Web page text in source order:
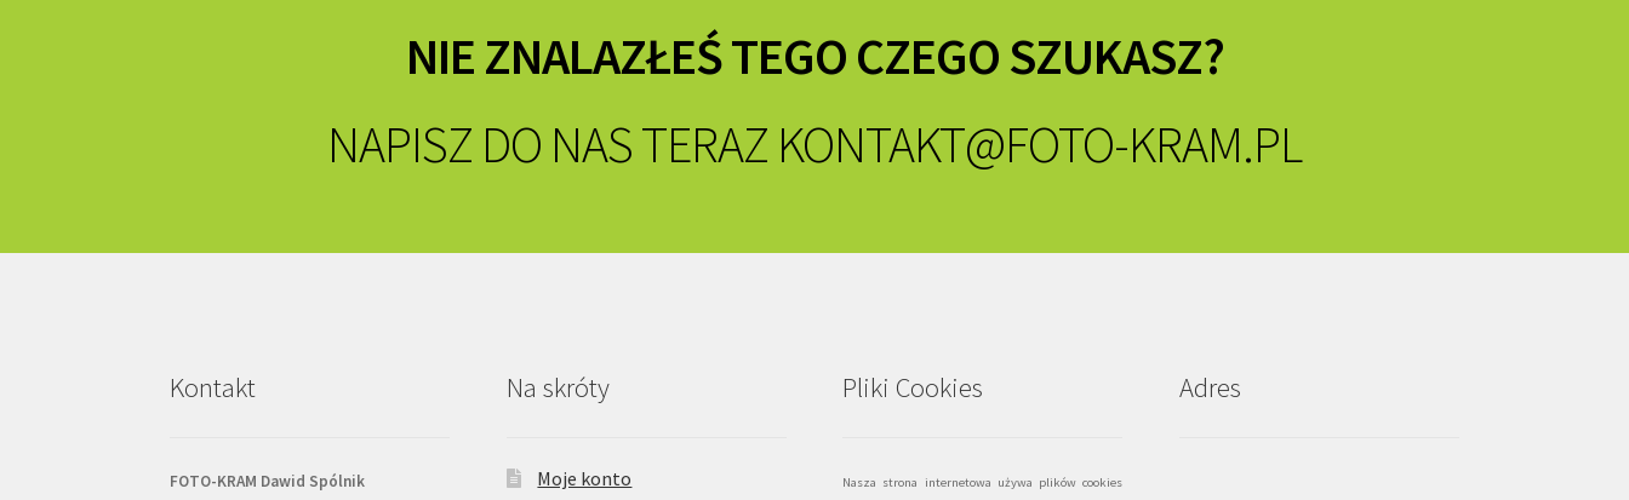
NIE ZNALAZŁEŚ TEGO CZEGO SZUKASZ?
NAPISZ DO NAS TERAZ KONTAKT@FOTO-KRAM.PL
Kontakt
FOTO-KRAM Dawid Spólnik
Na skróty
Moje konto
Pliki Cookies
Nasza strona internetowa używa plików cookies
Adres